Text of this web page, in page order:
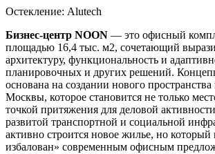
Остекление: Alutech
Бизнес-центр NOON — это офисный
площадью 16,4 тыс. м2, сочетающий
архитектуру, функциональность и
планировочных и других решений.
основана на создании нового
Москвы, которое становится не только
точкой притяжения для деловой
развитой транспортной и социальной
активно строится новое жилье, но который
избалован» современным офисным